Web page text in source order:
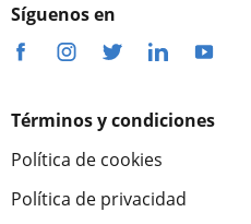
Síguenos en
Términos y condiciones
Política de cookies
Política de privacidad